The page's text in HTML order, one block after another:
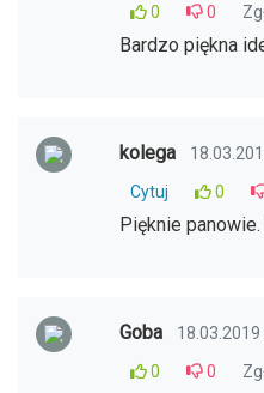
0
0
Bardzo piękna
kolega
Cytuj
0
Pięknie
Goba 18.03.2019
0
0